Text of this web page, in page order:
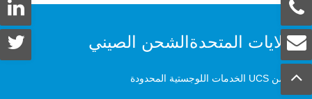
الولايات المتحدةالشحن الصيني
شنتشن UCS الخدمات اللوجستية المحدودة